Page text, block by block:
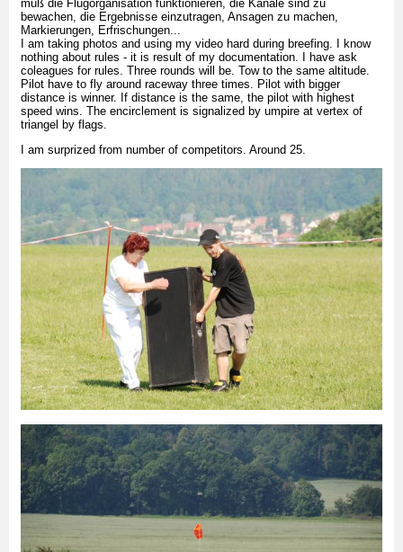
muß die Flugorganisation funktionieren, die Kanäle sind zu
bewachen, die Ergebnisse einzutragen, Ansagen zu machen,
Markierungen, Erfrischungen...
I am taking photos and using my video hard during breefing. I know
nothing about rules - it is result of my documentation. I have ask
coleagues for rules. Three rounds will be. Tow to the same altitude.
Pilot have to fly around raceway three times. Pilot with bigger
distance is winner. If distance is the same, the pilot with highest
speed wins. The encirclement is signalized by umpire at vertex of
triangel by flags.
I am surprized from number of competitors. Around 25.